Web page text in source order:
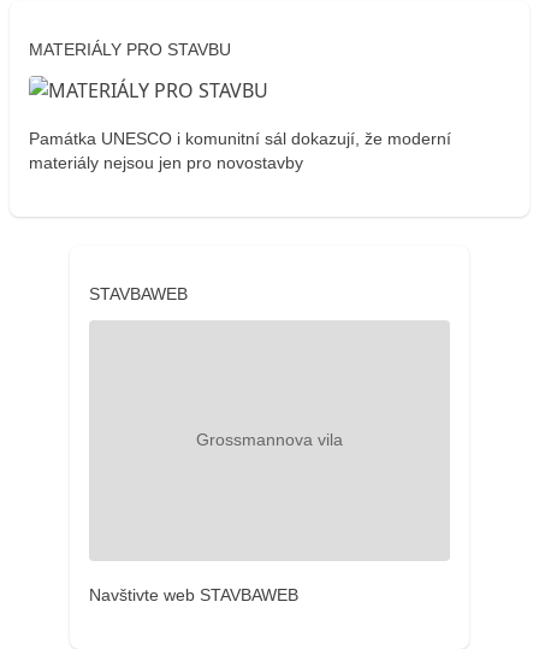
MATERIÁLY PRO STAVBU
Památka UNESCO i komunitní sál dokazují, že moderní
materiály nejsou jen pro novostavby
STAVBAWEB
Navštivte web STAVBAWEB